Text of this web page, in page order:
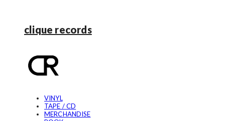
clique records
VINYL
TAPE / CD
MERCHANDISE